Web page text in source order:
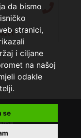
da bismo
stranici,
i ciljane
na našoj
odakle
se